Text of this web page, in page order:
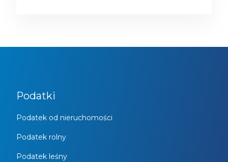
Podatki
Podatek od nieruchomości
Podatek rolny
Podatek leśny